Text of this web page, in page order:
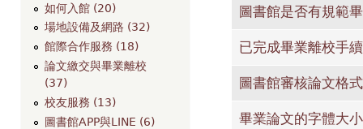
如何入館 (20)
場地設備及網路 (32)
館際合作服務 (18)
論文繳交與畢業離校
(37)
校友服務 (13)
圖書館APP與LINE (6)
圖書館是否有規範
已完成畢業離校手
圖書館審核論文格
畢業論文的字體大